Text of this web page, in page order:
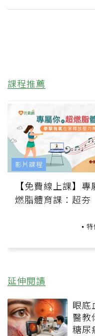
課程推薦
【免費線上課】
燃脂體育課：超夯
特
影片課程
延伸閱讀
眼底
醫教
糖尿